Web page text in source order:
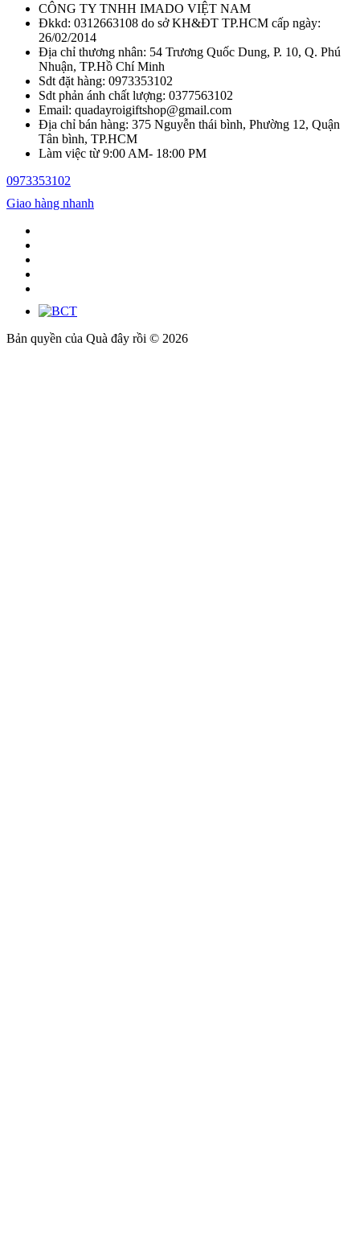
CÔNG TY TNHH IMADO VIỆT NAM
Đkkd: 0312663108 do sở KH&ĐT TP.HCM cấp ngày:
26/02/2014
Địa chỉ thương nhân: 54 Trương Quốc Dung, P. 10, Q. Phú
Nhuận, TP.Hồ Chí Minh
Sdt đặt hàng: 0973353102
Sdt phản ánh chất lượng: 0377563102
Email: quadayroigiftshop@gmail.com
Địa chỉ bán hàng: 375 Nguyễn thái bình, Phường 12, Quận
Tân bình, TP.HCM
Làm việc từ 9:00 AM- 18:00 PM
0973353102
Giao hàng nhanh
Bản quyền của Quà đây rồi © 2026